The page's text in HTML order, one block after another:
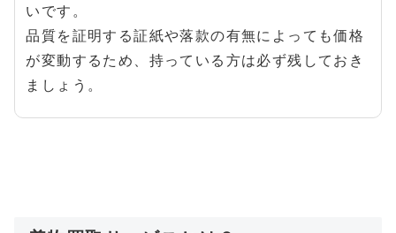
いです。
品質を証明する証紙や落款の有無によっても価格
が変動するため、持っている方は必ず残しておき
ましょう。